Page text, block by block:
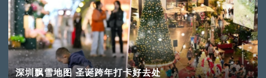
深圳飘雪地图 圣诞跨年打卡好去处